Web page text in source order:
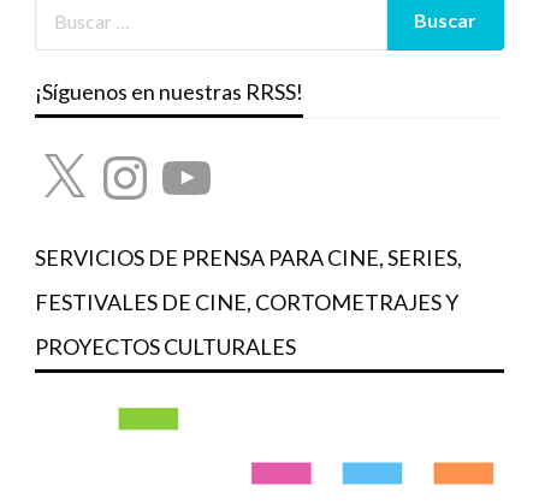
¡Síguenos en nuestras RRSS!
X InstagramYouTube
SERVICIOS DE PRENSA PARA CINE, SERIES,
FESTIVALES DE CINE, CORTOMETRAJES Y
PROYECTOS CULTURALES